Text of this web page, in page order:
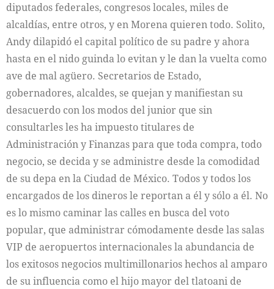
diputados federales, congresos locales, miles de
alcaldías, entre otros, y en Morena quieren todo. Solito,
Andy dilapidó el capital político de su padre y ahora
hasta en el nido guinda lo evitan y le dan la vuelta como
ave de mal agüero. Secretarios de Estado,
gobernadores, alcaldes, se quejan y manifiestan su
desacuerdo con los modos del junior que sin
consultarles les ha impuesto titulares de
Administración y Finanzas para que toda compra, todo
negocio, se decida y se administre desde la comodidad
de su depa en la Ciudad de México. Todos y todos los
encargados de los dineros le reportan a él y sólo a él. No
es lo mismo caminar las calles en busca del voto
popular, que administrar cómodamente desde las salas
VIP de aeropuertos internacionales la abundancia de
los exitosos negocios multimillonarios hechos al amparo
de su influencia como el hijo mayor del tlatoani de